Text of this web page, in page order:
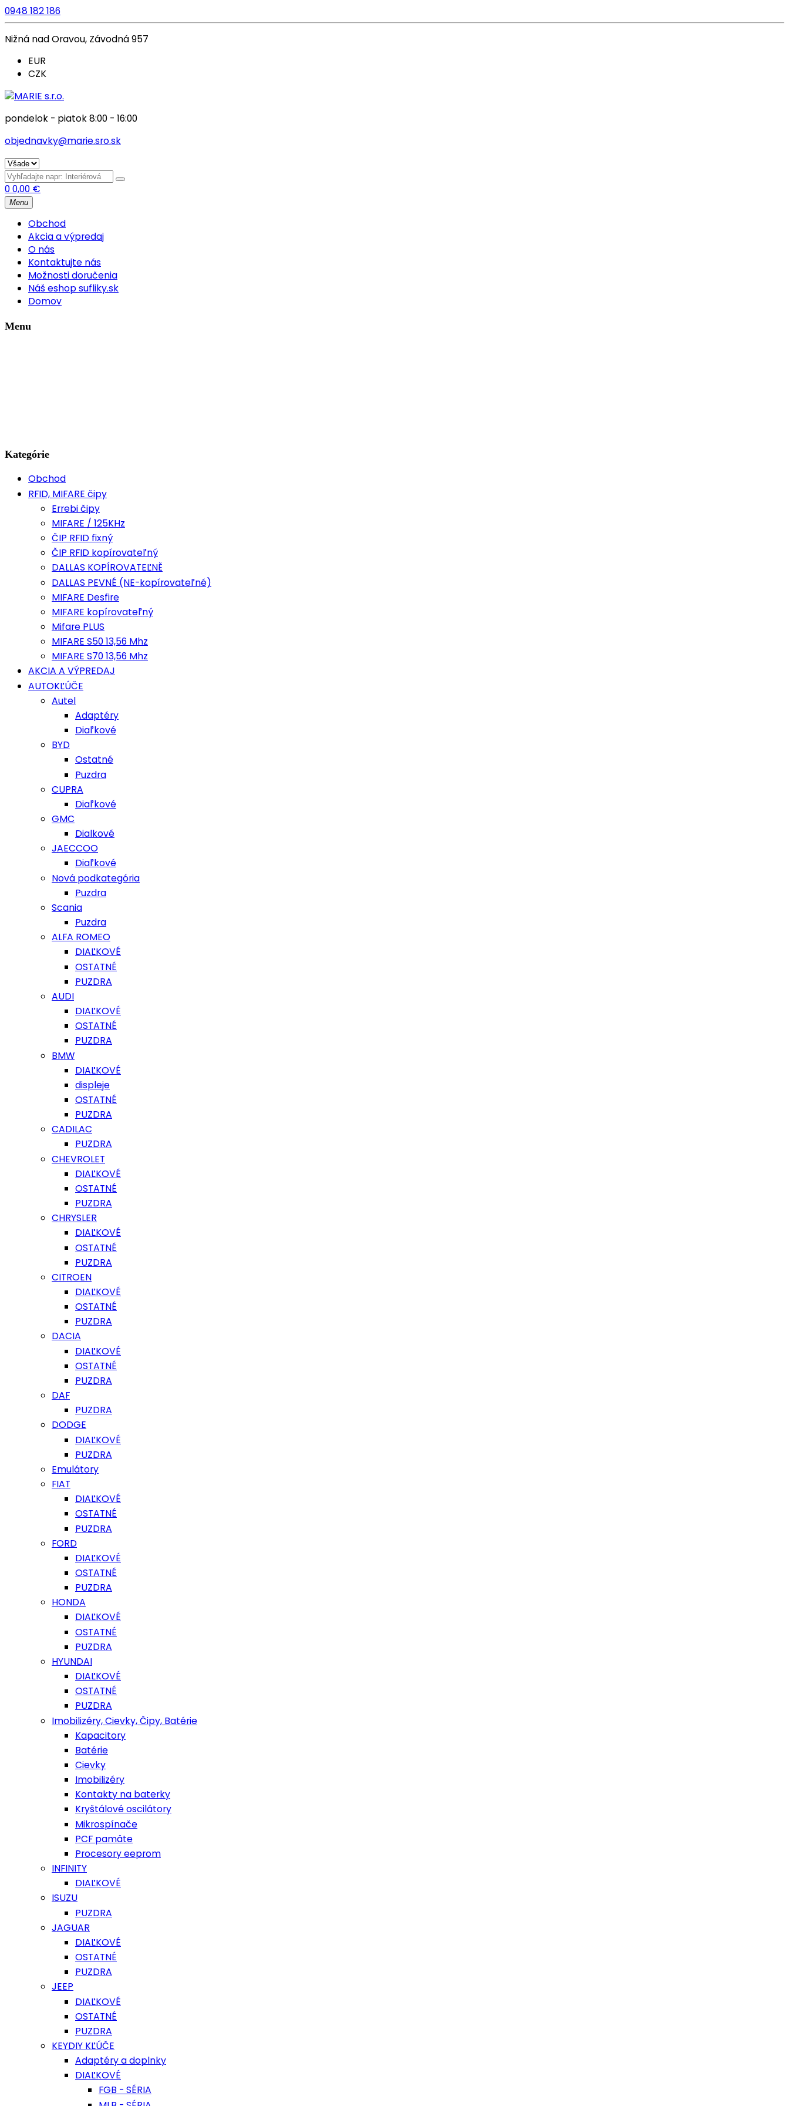
0948 182 186
Nižná nad Oravou, Závodná 957
EUR
CZK
pondelok - piatok 8:00 - 16:00
objednavky@marie.sro.sk
00,00 €
Menu
Obchod
Akcia a výpredaj
O nás
Kontaktujte nás
Možnosti doručenia
Náš eshop sufliky.sk
Domov
Menu
Kategórie
Obchod
RFID, MIFARE čipy
Errebi čipy
MIFARE / 125KHz
ČIP RFID fixný
ČIP RFID kopírovateľný
DALLAS KOPÍROVATEĽNĚ
DALLAS PEVNÉ (NE-kopírovateľné)
MIFARE Desfire
MIFARE kopírovateľný
Mifare PLUS
MIFARE S50 13,56 Mhz
MIFARE S70 13,56 Mhz
AKCIA A VÝPREDAJ
AUTOKĽÚČE
Autel
Adaptéry
Diaľkové
BYD
Ostatné
Puzdra
CUPRA
Diaľkové
GMC
Dialkové
JAECCOO
Diaľkové
Nová podkategória
Puzdra
Scania
Puzdra
ALFA ROMEO
DIAĽKOVÉ
OSTATNÉ
PUZDRA
AUDI
DIAĽKOVÉ
OSTATNÉ
PUZDRA
BMW
DIAĽKOVÉ
displeje
OSTATNÉ
PUZDRA
CADILAC
PUZDRA
CHEVROLET
DIAĽKOVÉ
OSTATNÉ
PUZDRA
CHRYSLER
DIAĽKOVÉ
OSTATNÉ
PUZDRA
CITROEN
DIAĽKOVÉ
OSTATNÉ
PUZDRA
DACIA
DIAĽKOVÉ
OSTATNÉ
PUZDRA
DAF
PUZDRA
DODGE
DIAĽKOVÉ
PUZDRA
Emulátory
FIAT
DIAĽKOVÉ
OSTATNÉ
PUZDRA
FORD
DIAĽKOVÉ
OSTATNÉ
PUZDRA
HONDA
DIAĽKOVÉ
OSTATNÉ
PUZDRA
HYUNDAI
DIAĽKOVÉ
OSTATNÉ
PUZDRA
Imobilizéry, Cievky, Čipy, Batérie
Kapacitory
Batérie
Cievky
Imobilizéry
Kontakty na baterky
Kryštálové oscilátory
Mikrospínače
PCF pamäte
Procesory eeprom
INFINITY
DIAĽKOVÉ
ISUZU
PUZDRA
JAGUAR
DIAĽKOVÉ
OSTATNÉ
PUZDRA
JEEP
DIAĽKOVÉ
OSTATNÉ
PUZDRA
KEYDIY KĽÚČE
Adaptéry a doplnky
DIAĽKOVÉ
FGB - SÉRIA